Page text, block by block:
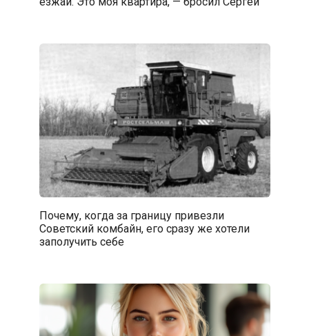
Почему, когда за границу привезли
Советский комбайн, его сразу же хотели
заполучить себе